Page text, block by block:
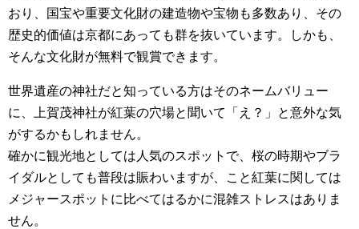
おり、国宝や重要文化財の建造物や宝物も多数あり、その
歴史的価値は京都にあっても群を抜いています。しかも、
そんな文化財が無料で観賞できます。
世界遺産の神社だと知っている方はそのネームバリュー
に、上賀茂神社が紅葉の穴場と聞いて「え？」と意外な気
がするかもしれません。
確かに観光地としては人気のスポットで、桜の時期やブラ
イダルとしても普段は賑わいますが、こと紅葉に関しては
メジャースポットに比べてはるかに混雑ストレスはありま
せん。